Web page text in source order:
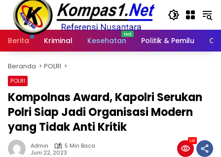
Langsung
konten
Berita
Kriminal Kesehatan Politik & Pemilu
Beranda POLRI
POLRI
Kompolnas Award, Kapolri Serukan
Polri Siap Jadi Organisasi Modern
yang Tidak Anti Kritik
Admin
5 Min Baca
Juni 22, 2023
141